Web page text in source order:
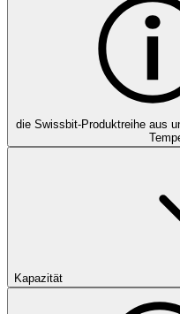
die Swissbit-Produktreihe aus
Kapazität